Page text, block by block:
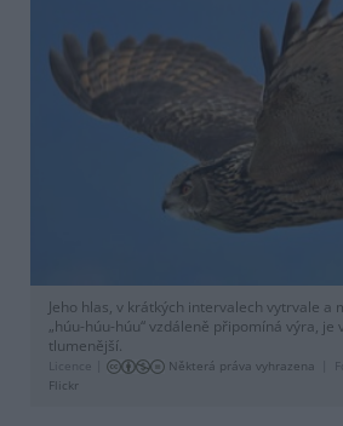
Jeho hlas, v krátkých intervalech vytrvale a
„húu-húu-húu“ vzdáleně připomíná výra, je
tlumenější.
Licence | Některá práva vyhrazena
Flickr